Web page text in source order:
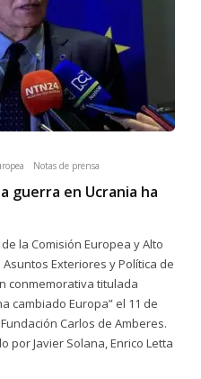
Notas de prensa
guerra en Ucrania ha
la Comisión Europea y Alto
Exteriores y Política de
conmemorativa titulada
cambiado Europa” el 11 de
Carlos de Amberes.
por Javier Solana, Enrico Letta